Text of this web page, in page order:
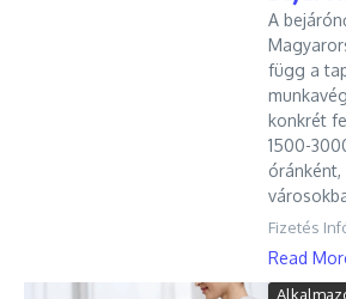
A
függ a
konkrét
1500-
Fizetés
Read